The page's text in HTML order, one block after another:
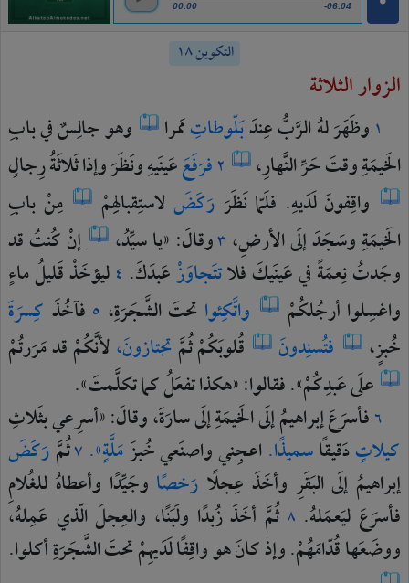
00:00 -06:04
التكوين ١٨
الزوار الثلاثة
١ وظَهَرَلهُالرَّبُّعِندَبَلّوطاتِمَمرا وهوجالِسٌفيبابِ
الخَيمَةِوقتَحَرِّالنَّهارِ، ٢فرَفَعَعَينَيهِونَظَرَوإذاثَلاثَةُرِجالٍ
واقِفونَلَدَيهِ. فلَمّانَظَرَ رَكَضَلاستِقبالِهِمْ مِنْبابِ
الخَيمَةِوسَجَدَإلَىالأرضِ، ٣وقالَ:«ياسيِّدُ، إنْكُنتُقد
وجَدتُنِعمَةًفيعَينَيكَفلاتتَجاوَزْعَبدَكَ. ٤ ليؤخَذْقَليلُماءٍ
واغسِلواأرجُلكُمْ واتَّكِئواتحتَالشَّجَرَةِ، ٥ فآخُذَ كِسرَةَ
خُبزٍ،
فتُسنِدونَ قُلوبَكُمْثُمَّتجتازونَ،لأنَّكُمْقدمَرَرتُمْ
علَىعَبدِكُمْ».فقالوا:«هكذاتفعَلُكماتكلَّمتَ».
٦فأسرَعَإبراهيمُإلَىالخَيمَةِإلَىسارَةَ،وقالَ:«أسرِعيبثَلاثِ
كيلاتٍدَقيقًاسميذًا.اعجِنيواصنَعيخُبزَمَلَّةٍ». ٧ثُمَّرَكَضَ
إبراهيمُ إلَىالبَقَرِ وأخَذَ عِجلًا رَخصًا وجَيِّدًا وأعطاهُللغُلامِ
فأسرَعَ ليَعمَلهُ. ٨ ثُمَّ أخَذَزُبدًا ولَبَنًا، والعِجلَالّذي عَمِلهُ،
ووضَعَهاقُدّامَهُمْ.وإذكانَهوواقِفًالَدَيهِمْتحتَالشَّجَرَةِأكلوا.